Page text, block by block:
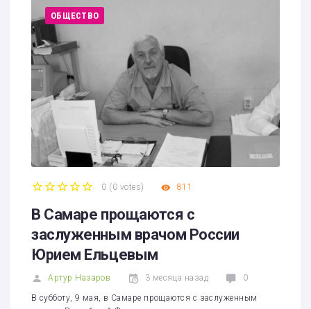
ОБЩЕСТВО
0 ( 0 votes) 811
В Самаре прощаются с
заслуженным врачом России
Юрием Ельцевым
Артур Назаров 3 месяца назад 0
В субботу, 9 мая, в Самаре прощаются с заслуженным